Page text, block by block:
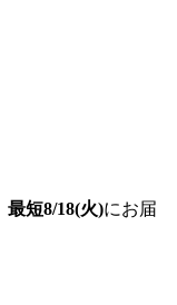
最短8/18(火)にお届